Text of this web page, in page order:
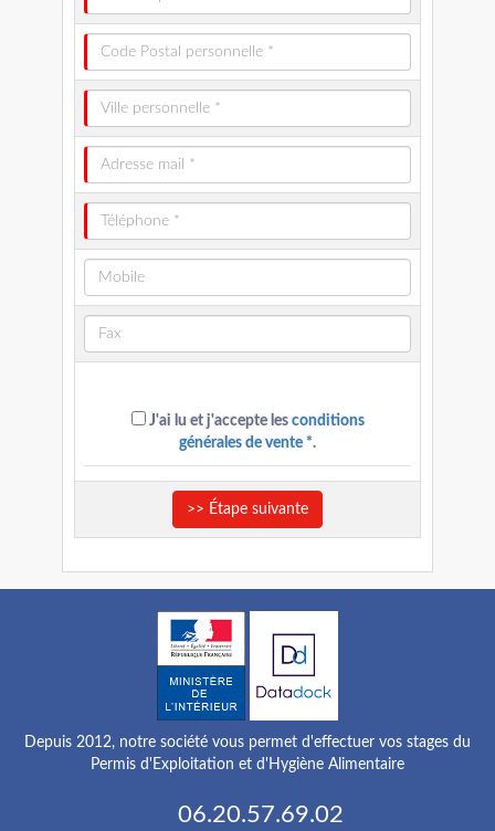
J'ai lu et j'accepte les conditions
générales de vente *.
>> Étape suivante
Depuis 2012, notre société vous permet d'effectuer vos stages du
Permis d'Exploitation et d'Hygiène Alimentaire
06.20.57.69.02